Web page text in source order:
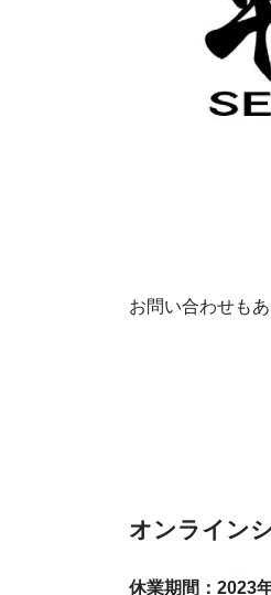
お問い合わせも
オンライン
休業期間：2023